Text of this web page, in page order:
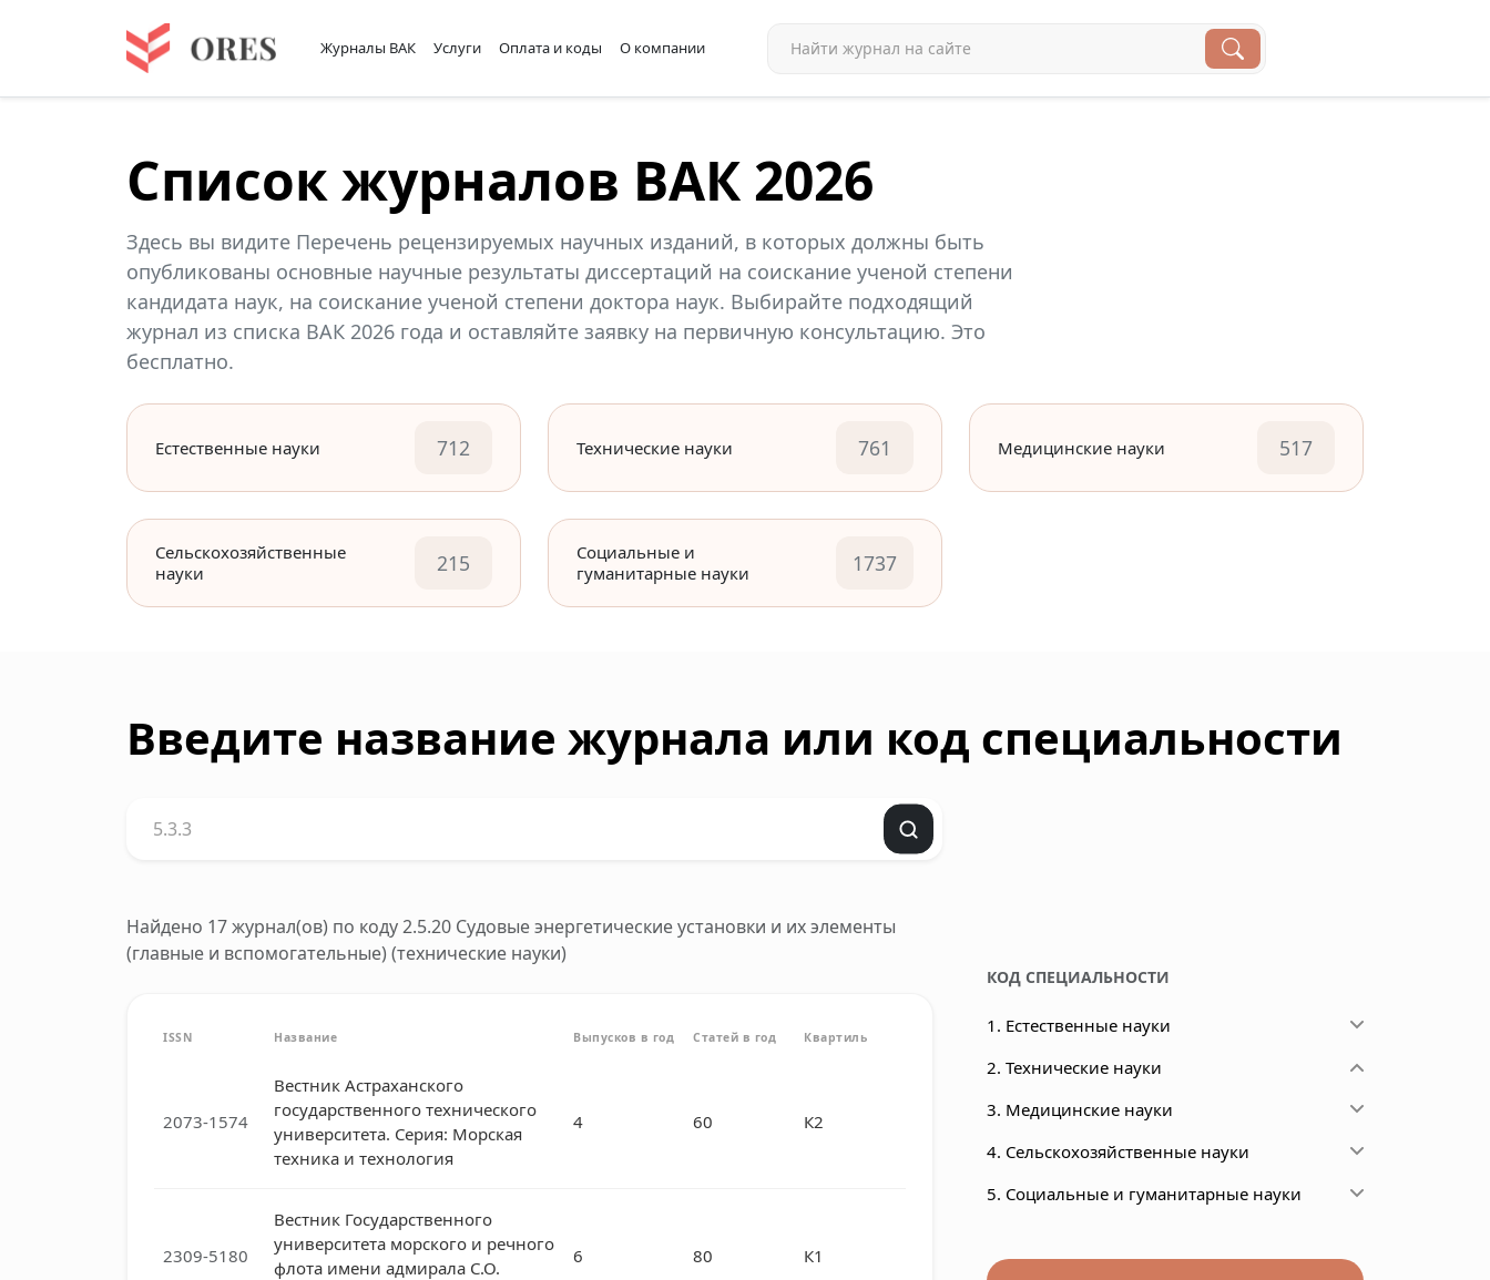
Журналы ВАК Услуги Оплата и коды О компании
Список журналов ВАК 2026
Здесь вы видите Перечень рецензируемых научных изданий, в которых должны быть
опубликованы основные научные результаты диссертаций на соискание ученой степени
кандидата наук, на соискание ученой степени доктора наук. Выбирайте подходящий
журнал из списка ВАК 2026 года и оставляйте заявку на первичную консультацию. Это
бесплатно.
Естественные науки 712 Технические науки 761 Медицинские науки 517
Сельскохозяйственные
науки
215
Социальные и
гуманитарные науки
1737
Введите название журнала или код специальности
Найдено 17 журнал(ов) по коду 2.5.20 Судовые энергетические установки и их элементы
(главные и вспомогательные) (технические науки)
ISSN Название Выпусков в год Статей в год Квартиль
2073-1574
Вестник Астраханского
государственного технического
университета. Серия: Морская
техника и технология
4 60 К2
2309-5180
Вестник Государственного
университета морского и речного
флота имени адмирала С.О.
6 80 К1
КОД СПЕЦИАЛЬНОСТИ
1. Естественные науки
2. Технические науки
3. Медицинские науки
4. Сельскохозяйственные науки
5. Социальные и гуманитарные науки